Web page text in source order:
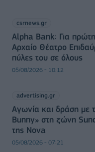
csrnews.gr
Alpha Bank: Για
Αρχαίο Θέατρο
πύλες του σε όλους
05/08/2026 - 10:12
advertising.gr
Αγωνία και δράση με
Bunny» στη ζώνη
της Nova
05/08/2026 - 07:21